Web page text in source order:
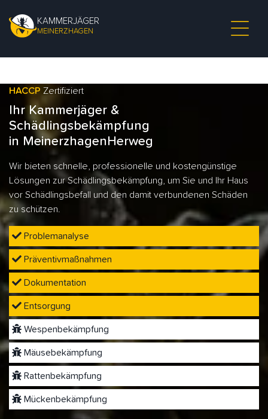
KAMMERJÄGER
MEINERZHAGEN
HACCP Zertifiziert
Ihr Kammerjäger &
Schädlingsbekämpfung
in MeinerzhagenHerweg
Wir bieten schnelle, professionelle und kostengünstige
Lösungen zur Schädlingsbekämpfung, um Sie und Ihr Haus
vor Schädlingsbefall und den damit verbundenen Schäden
zu schützen.
Problemanalyse
Präventivmaßnahmen
Dokumentation
Entsorgung
Wespenbekämpfung
Mäusebekämpfung
Rattenbekämpfung
Mückenbekämpfung